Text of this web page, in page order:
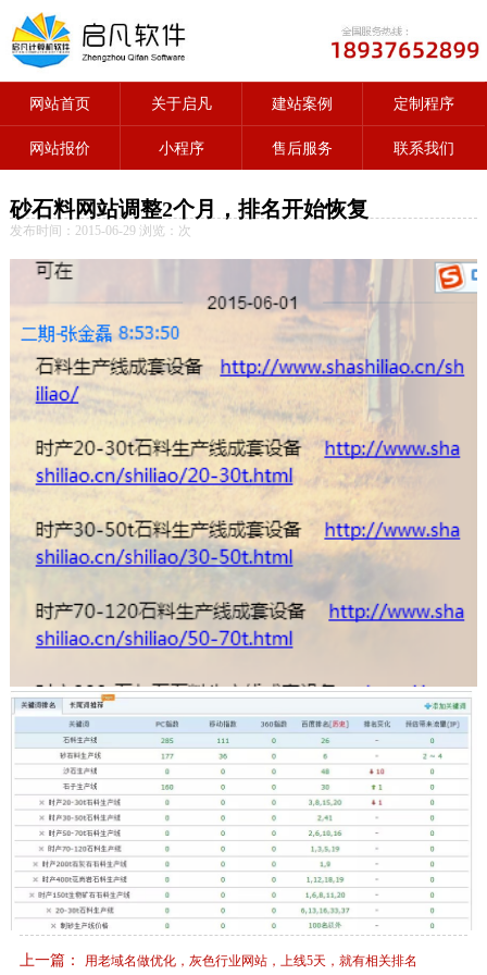
网站首页 关于启凡 建站案例 定制程序
网站报价 小程序 售后服务 联系我们
砂石料网站调整2个月，排名开始恢复
发布时间：2015-06-29 浏览： 次
上一篇： 用老域名做优化，灰色行业网站，上线5天，就有相关排名